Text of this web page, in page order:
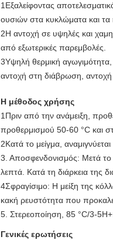
1Εξαλείφοντας
ουσιών στα κυκλώματα και τα
2Η αντοχή σε υψηλές και
από εξωτερικές παρεμβολές.
3Υψηλή θερμική
αντοχή στη διάβρωση, αντοχή
Η μέθοδος χρήσης
1Πριν από την ανάμειξη,
προθερμισμού 50-60 °C και
2Κατά το μείγμα,
3. Αποσφενδονισμός: Μετά το
λεπτά. Κατά τη διάρκεια της
4Σφραγίσιμο: Η μείξη της
κακή ρευστότητα που
5. Στερεοποίηση, 85 °C/3-
Γενικές ερωτήσεις